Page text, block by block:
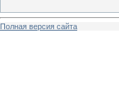
Полная версия сайта